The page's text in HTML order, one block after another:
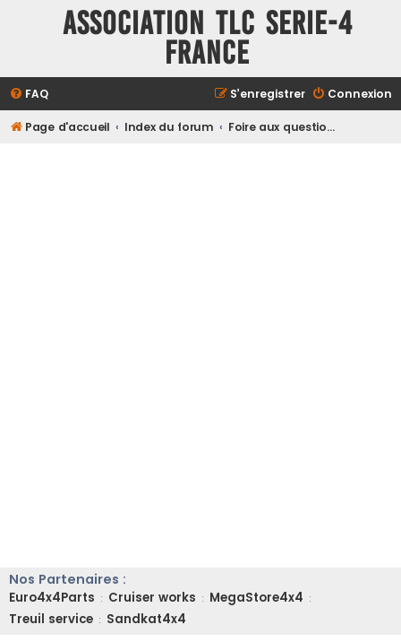
ASSOCIATION TLC SERIE-4
FRANCE
FAQ Connexion
S’enregistrer
Page d'accueil Index du forum Foire aux questions (Questions posées fréquemment)
Nos Partenaires :
Euro4x4Parts : Cruiser works : MegaStore4x4 :
Treuil service : Sandkat4x4